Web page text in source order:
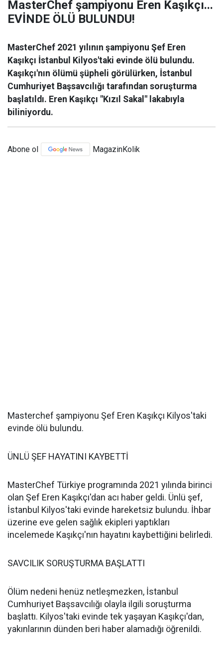
MasterChef şampiyonu Eren Kaşıkçı...
EVİNDE ÖLÜ BULUNDU!
MasterChef 2021 yılının şampiyonu Şef Eren
Kaşıkçı İstanbul Kilyos'taki evinde ölü bulundu.
Kaşıkçı'nın ölümü şüpheli görülürken, İstanbul
Cumhuriyet Başsavcılığı tarafından soruşturma
başlatıldı. Eren Kaşıkçı "Kızıl Sakal" lakabıyla
biliniyordu.
Abone ol MagazinKolik
Masterchef şampiyonu Şef Eren Kaşıkçı Kilyos'taki
evinde ölü bulundu.
ÜNLÜ ŞEF HAYATINI KAYBETTİ
MasterChef Türkiye programında 2021 yılında birinci
olan Şef Eren Kaşıkçı'dan acı haber geldi. Ünlü şef,
İstanbul Kilyos'taki evinde hareketsiz bulundu. İhbar
üzerine eve gelen sağlık ekipleri yaptıkları
incelemede Kaşıkçı'nın hayatını kaybettiğini belirledi.
SAVCILIK SORUŞTURMA BAŞLATTI
Ölüm nedeni henüz netleşmezken, İstanbul
Cumhuriyet Başsavcılığı olayla ilgili soruşturma
başlattı. Kilyos'taki evinde tek yaşayan Kaşıkçı'dan,
yakınlarının dünden beri haber alamadığı öğrenildi.